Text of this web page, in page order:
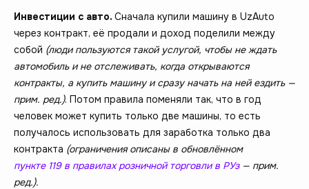
Инвестиции с авто. Сначала купили машину в UzAuto
через контракт, её продали и доход поделили между
собой (люди пользуются такой услугой, чтобы не ждать
автомобиль и не отслеживать, когда открываются
контракты, а купить машину и сразу начать на ней ездить —
прим. ред.). Потом правила поменяли так, что в год
человек может купить только две машины, то есть
получалось использовать для заработка только два
контракта (ограничения описаны в обновлённом
пункте 119 в правилах розничной торговли в РУз— прим.
ред.).